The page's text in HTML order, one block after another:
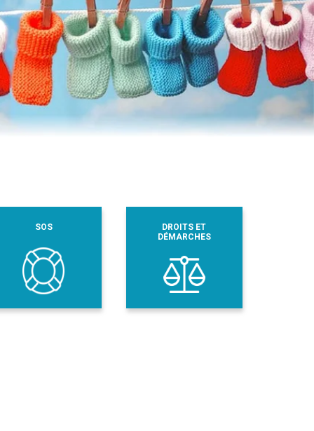
SOS
DROITS ET
DÉMARCHES